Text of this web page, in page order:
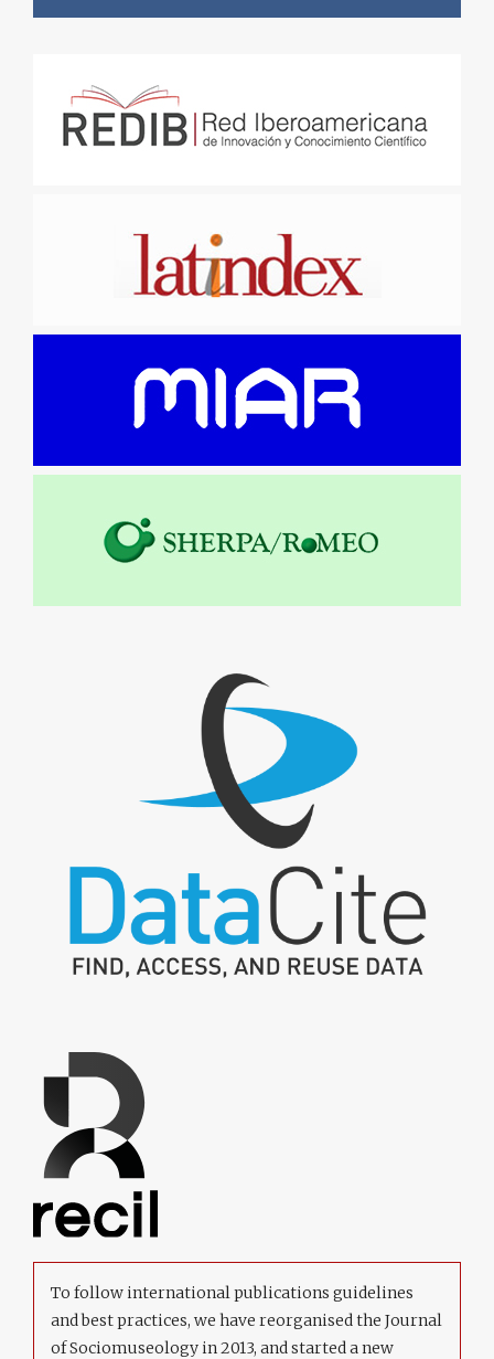
To follow international publications guidelines
and best practices, we have reorganised the Journal
of Sociomuseology in 2013, and started a new